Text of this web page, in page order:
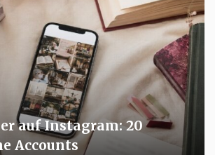
auf Instagram: 20
Accounts